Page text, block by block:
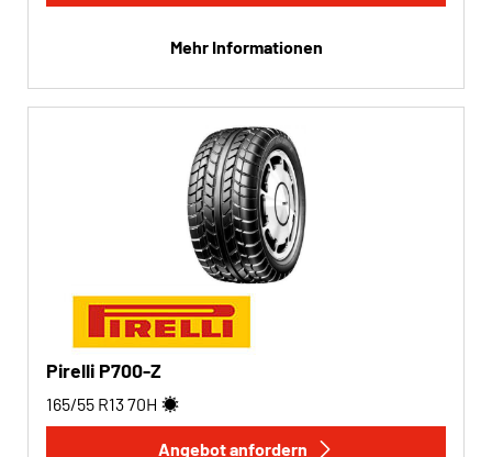
Run-flat
Run-flat (0)
Keine Run-flat (2)
Mehr Informationen
Pirelli P700-Z
165/55 R1370H
Angebot anfordern